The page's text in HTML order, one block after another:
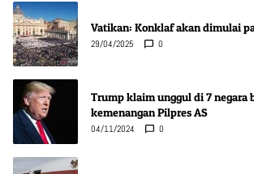
Vatikan: Konklaf akan dimulai
29/04/2025 0
Trump klaim unggul di 7 negara
kemenangan Pilpres AS
04/11/2024 0